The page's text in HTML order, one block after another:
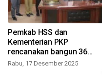
Pemkab HSS dan
Kementerian PKP
rencanakan bangun 36
rumah MBR 2026
Rabu, 17 Desember 2025